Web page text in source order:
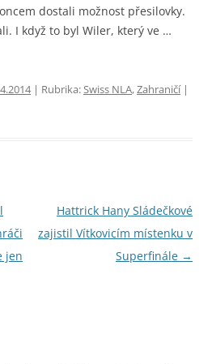
dostali možnost přesilovky.
I když to byl Wiler, který ve …
| Rubrika:Swiss NLA,Zahraničí|
jen
Hattrick Hany Sládečkové
zajistil Vítkovicím místenku v
Superfinále →